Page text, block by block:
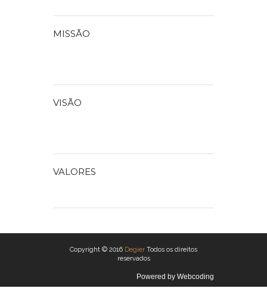
El moderno movimiento automático de
replicas de relojes suizos
MISSÃO
VISÃO
VALORES
Copyright © 2016 Degier Todos os direitos
reservados
Powered by Webcoding